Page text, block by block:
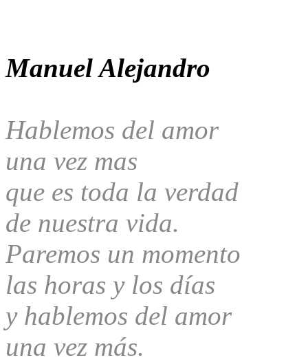
Manuel Alejandro
Hablemos del amor
una vez mas
que es toda la verdad
de nuestra vida.
Paremos un momento
las horas y los días
y hablemos del amor
una vez más.